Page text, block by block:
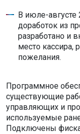
В июле-
доработок из
разработано и
место кассира,
пожелания.
Программное
существующие
управляющих и
используемые
Подключены